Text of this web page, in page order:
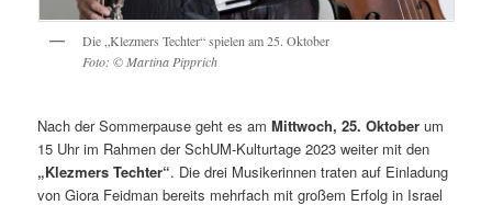
Die „Klezmers Techter“ spielen am 25. Oktober
Foto: © Martina Pipprich
Nach der Sommerpause geht es amMittwoch, 25. Oktober um
15 Uhr im Rahmen der SchUM-Kulturtage 2023 weiter mit den
„Klezmers Techter“. Die drei Musikerinnen traten auf Einladung
von Giora Feidman bereits mehrfach mit großem Erfolg in Israel